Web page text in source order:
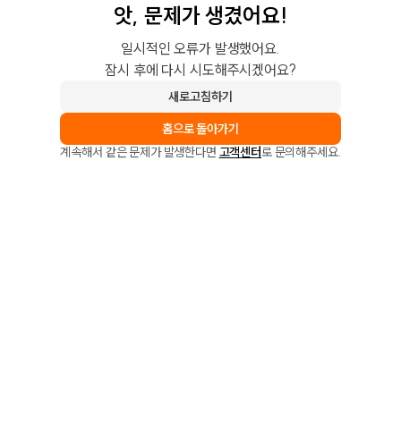
앗, 문제가 생겼어요!
일시적인 오류가 발생했어요.
잠시 후에 다시 시도해주시겠어요?
새로고침하기
홈으로 돌아가기
계속해서 같은 문제가 발생한다면 고객센터로 문의해주세요.